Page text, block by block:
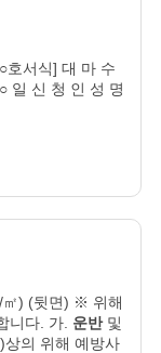
호서식] 대 마 수
일 신 청 인 성 명
㎡) (뒷면) ※ 위해
니다. 가. 운반및
상의 위해 예방사